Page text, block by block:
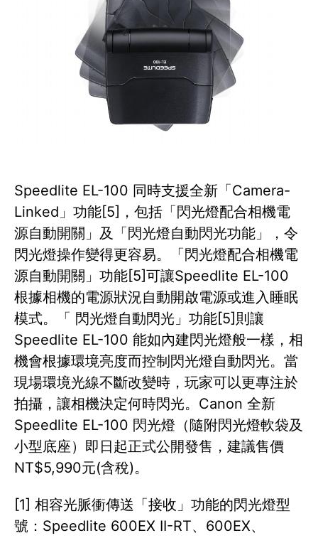
Speedlite EL-100 同時支援全新「Camera-
Linked」功能[5]，包括「閃光燈配合相機電
源自動開關」及「閃光燈自動閃光功能」，令
閃光燈操作變得更容易。「閃光燈配合相機電
源自動開關」功能[5]可讓Speedlite EL-100
根據相機的電源狀況自動開啟電源或進入睡眠
模式。「 閃光燈自動閃光」功能[5]則讓
Speedlite EL-100 能如內建閃光燈般一樣，相
機會根據環境亮度而控制閃光燈自動閃光。當
現場環境光線不斷改變時，玩家可以更專注於
拍攝，讓相機決定何時閃光。Canon 全新
Speedlite EL-100 閃光燈（隨附閃光燈軟袋及
小型底座）即日起正式公開發售，建議售價
NT$5,990元(含稅)。
[1] 相容光脈衝傳送「接收」功能的閃光燈型
號：Speedlite 600EX II-RT、600EX、